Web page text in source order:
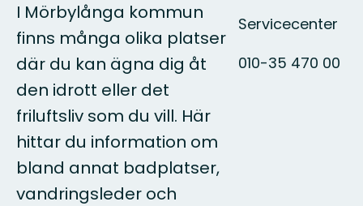
I Mörbylånga kommun
finns många olika platser
där du kan ägna dig åt
den idrott eller det
friluftsliv som du vill. Här
hittar du information om
bland annat badplatser,
vandringsleder och
Servicecenter
010-35 470 00